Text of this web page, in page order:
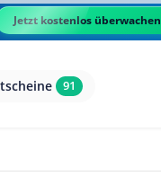
Jetzt kostenlos überwachen
91